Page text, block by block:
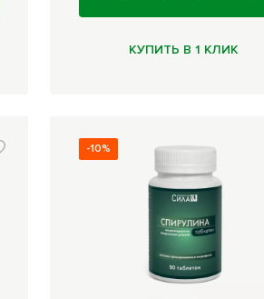
КУПИТЬ В 1 КЛИК
-10%